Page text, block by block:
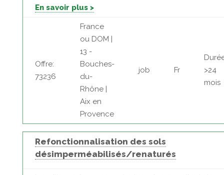
En savoir plus >
Offre:
73236
France
ou DOM |
13 -
Bouches-
du-
Rhône |
Aix en
Provence
job Fr
>24
mois
Refonctionnalisation des sols
désimperméabilisés/renaturés